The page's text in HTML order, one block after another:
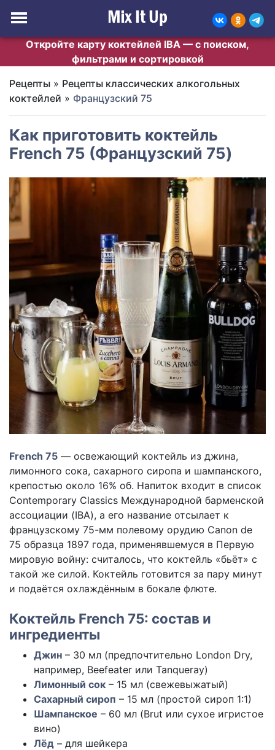
Откройте карту коктейлей IBA — с поиском,
фильтрами и сортировкой
Рецепты » Рецепты классических алкогольных
коктейлей » Французский 75
Как приготовить коктейль
French 75 (Французский 75)
French 75 — освежающий коктейль из джина,
лимонного сока, сахарного сиропа и шампанского,
крепостью около 16% об. Напиток входит в список
Contemporary Classics Международной барменской
ассоциации (IBA), а его название отсылает к
французскому 75-мм полевому орудию Canon de
75 образца 1897 года, применявшемуся в Первую
мировую войну: считалось, что коктейль «бьёт» с
такой же силой. Коктейль готовится за пару минут
и подаётся охлаждённым в бокале флюте.
Коктейль French 75: состав и
ингредиенты
Джин – 30 мл (предпочтительно London Dry,
например, Beefeater или Tanqueray)
Лимонный сок – 15 мл (свежевыжатый)
Сахарный сироп – 15 мл (простой сироп 1:1)
Шампанское – 60 мл (Brut или сухое игристое
вино)
Лёд – для шейкера